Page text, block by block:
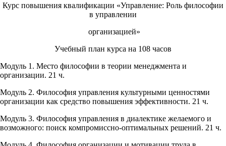
Курс повышения квалификации «Управление: Роль философии
в управлении
организацией»
Учебный план курса на 108 часов
Модуль 1. Место философии в теории менеджмента и
организации. 21 ч.
Модуль 2. Философия управления культурными ценностями
организации как средство повышения эффективности. 21 ч.
Модуль 3. Философия управления в диалектике желаемого и
возможного: поиск компромиссно-оптимальных решений. 21 ч.